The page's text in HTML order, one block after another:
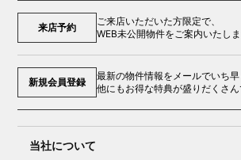
来店予約
ご来店いただいた方限定で、
WEB未公開物件をご案内いたしま
新規会員登録
最新の物件情報をメールでいち早
他にもお得な特典が盛りだくさん
当社について